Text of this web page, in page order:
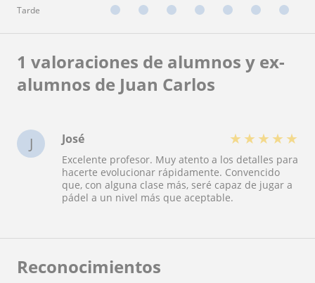
Tarde
1 valoraciones de alumnos y ex-
alumnos de Juan Carlos
J José ★ ★ ★ ★ ★
Excelente profesor. Muy atento a los detalles para
hacerte evolucionar rápidamente. Convencido
que, con alguna clase más, seré capaz de jugar a
pádel a un nivel más que aceptable.
Reconocimientos